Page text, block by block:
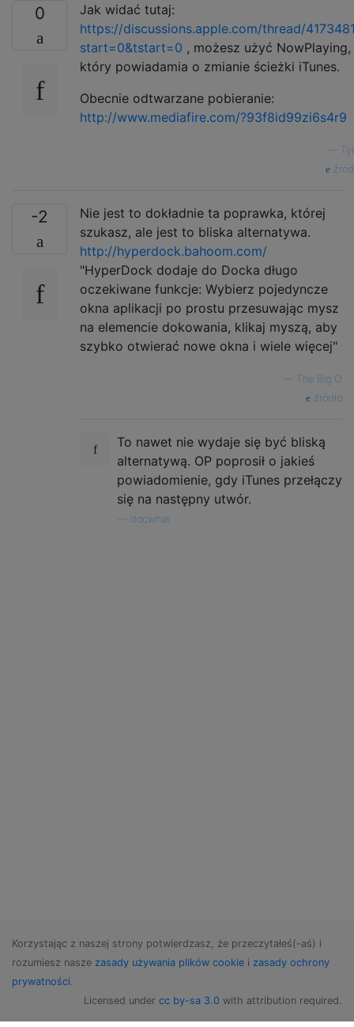
0
Jak widać tutaj:
https://discussions.apple.com/thread/
start=0&tstart=0 , możesz użyć NowPlaying,
który powiadamia o zmianie ścieżki iTunes.
Obecnie odtwarzane pobieranie:
http://www.mediafire.com/?93f8id99zi6s4r9
-2
Nie jest to dokładnie ta poprawka, której
szukasz, ale jest to bliska alternatywa.
http://hyperdock.bahoom.com/
"HyperDock dodaje do Docka długo
oczekiwane funkcje: Wybierz pojedyncze
okna aplikacji po prostu przesuwając mysz
na elemencie dokowania, klikaj myszą, aby
szybko otwierać nowe okna i wiele więcej"
The Big O
źródło
To nawet nie wydaje się być bliską
alternatywą. OP poprosił o jakieś
powiadomienie, gdy iTunes przełączy
się na następny utwór.
docwhat
Korzystając z naszej strony potwierdzasz, że przeczytałeś(-aś) i
rozumiesz nasze zasady używania plików cookie i zasady ochrony
prywatności.
Licensed under cc by-sa 3.0 with attribution required.